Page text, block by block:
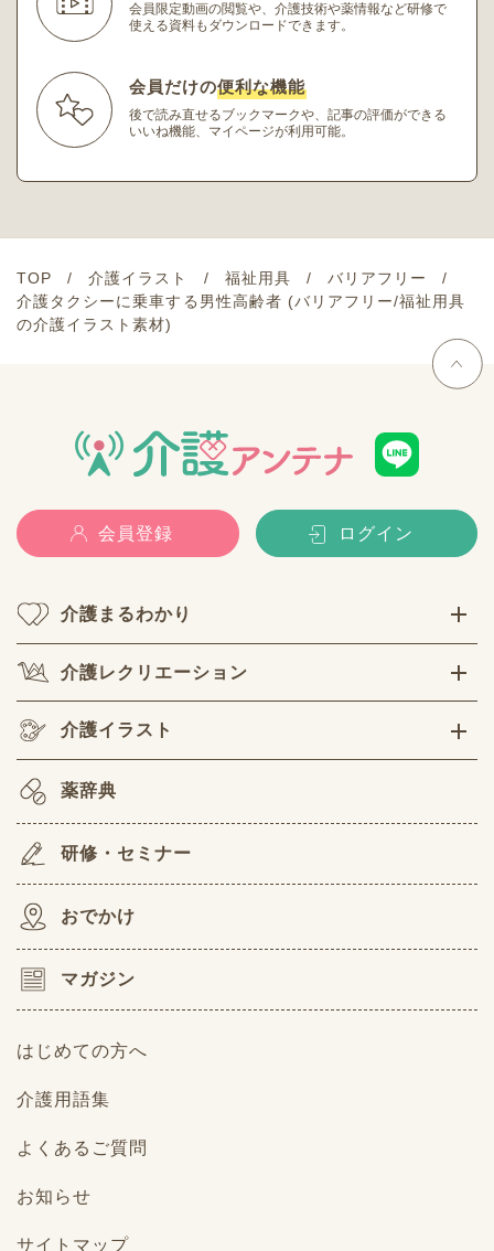
会員限定動画の閲覧や、介護技術や薬情報など研修で
使える資料もダウンロードできます。
会員だけの便利な機能
後で読み直せるブックマークや、記事の評価ができる
いいね機能、マイページが利用可能。
TOP 介護イラスト 福祉用具
バリアフリー
介護タクシーに乗車する男性高齢者 (バリアフリー/福祉用具
の介護イラスト素材)
会員登録 ログイン
介護まるわかり
介護レクリエーション
介護イラスト
薬辞典
研修・セミナー
おでかけ
マガジン
はじめての方へ
介護用語集
よくあるご質問
お知らせ
サイトマップ